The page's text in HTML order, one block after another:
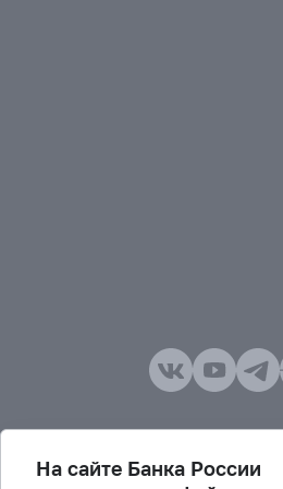
На сайте Банка России